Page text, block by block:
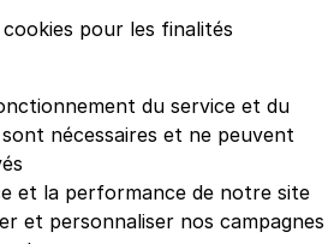
Lille
110 km/h sur autoroute réduit votre
de 20%
droits réservés - Fabriqué avec soin à
Rennes et Paris
pour les finalités
du service et du
nécessaires et ne peuvent
et la performance de notre site
et personnaliser nos campagnes